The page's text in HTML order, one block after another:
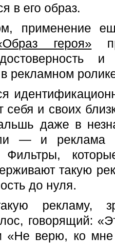
в его образ.
применение
героя»
и
рекламном
себя и своих
даже в
— и
Фильтры,
такую
до нуля.
рекламу,
говорящий:
«Не верю, ко мне